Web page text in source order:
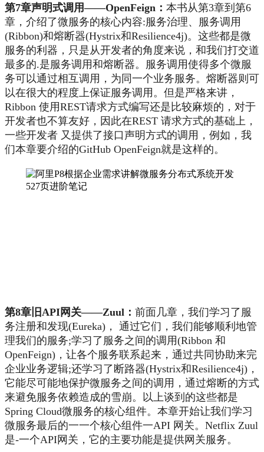
第7章声明式调用——OpenFeign： 本书从第3章到第6
章，介绍了微服务的核心内容:服务治理、服务调用
(Ribbon)和熔断器(Hystrix和Resilience4j)。这些都是微
服务的利器，只是从开发者的角度来说，和我们打交道
最多的.是服务调用和熔断器。服务调用使得多个微服
务可以通过相互调用，为同一个业务服务。熔断器则可
以在很大的程度上保证服务调用。但是严格来讲，
Ribbon 使用REST请求方式编写还是比较麻烦的，对于
开发者也不算友好，因此在REST 请求方式的基础上，
一些开发者 又提供了接口声明方式的调用，例如，我
们本章要介绍的GitHub OpenFeign就是这样的。
第8章旧API网关——Zuul： 前面几章，我们学习了服
务注册和发现(Eureka)， 通过它们，我们能够顺利地管
理我们的服务;学习了服务之间的调用(Ribbon 和
OpenFeign)，让各个服务联系起来，通过共同协助来完
企业业务逻辑;还学习了断路器(Hystrix和Resilience4j)，
它能尽可能地保护微服务之间的调用，通过熔断的方式
来避免服务依赖造成的雪崩。以上谈到的这些都是
Spring Cloud微服务的核心组件。本章开始让我们学习
微服务最后的一一个核心组件一API 网关。Netflix Zuul
是-一个API网关，它的主要功能是提供网关服务。